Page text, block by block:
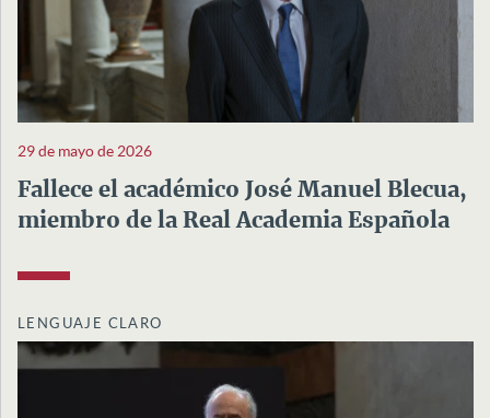
29 de mayo de 2026
Fallece el académico José Manuel Blecua,
miembro de la Real Academia Española
LENGUAJE CLARO